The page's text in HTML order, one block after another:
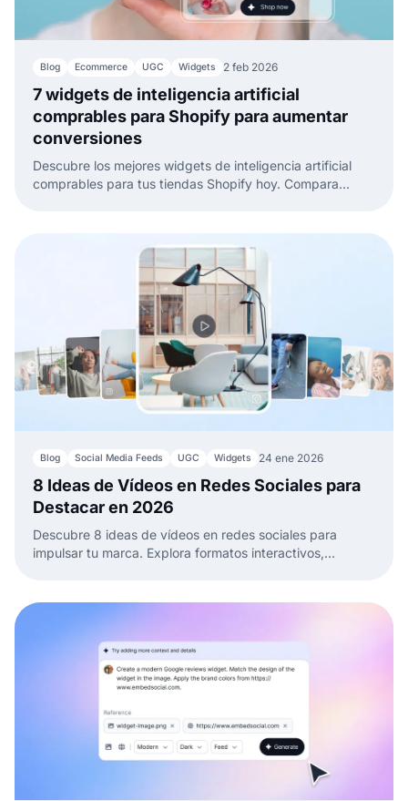
Blog Ecommerce UGC Widgets 2 feb 2026
7 widgets de inteligencia artificial
comprables para Shopify para aumentar
conversiones
Descubre los mejores widgets de inteligencia artificial
comprables para tus tiendas Shopify hoy. Compara
Blog Social Media Feeds UGC Widgets 24 ene 2026
8 Ideas de Vídeos en Redes Sociales para
Destacar en 2026
Descubre 8 ideas de vídeos en redes sociales para
impulsar tu marca. Explora formatos interactivos,